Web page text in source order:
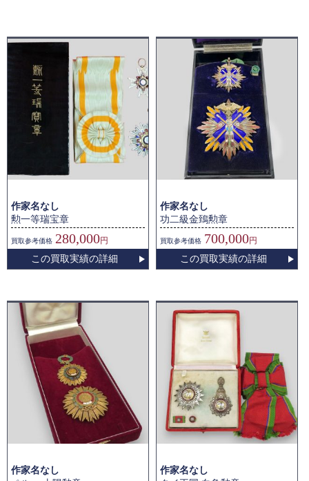
作家名なし
勲一等瑞宝章
買取参考価格 280,000円
この買取実績の詳細
作家名なし
功二級金鵄勲章
買取参考価格 700,000円
この買取実績の詳細
作家名なし
作家名なし